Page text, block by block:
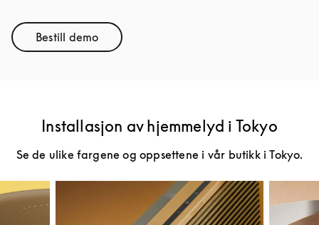
Bestill demoLink Opens in New Tab
Installasjon av hjemmelyd i Tokyo
Se de ulike fargene og oppsettene i vår butikk i Tokyo.